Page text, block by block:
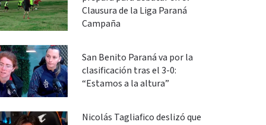
Clausura de la Liga Paraná
Campaña
San Benito Paraná va por la
clasificación tras el 3-0:
“Estamos a la altura”
Nicolás Tagliafico deslizó que